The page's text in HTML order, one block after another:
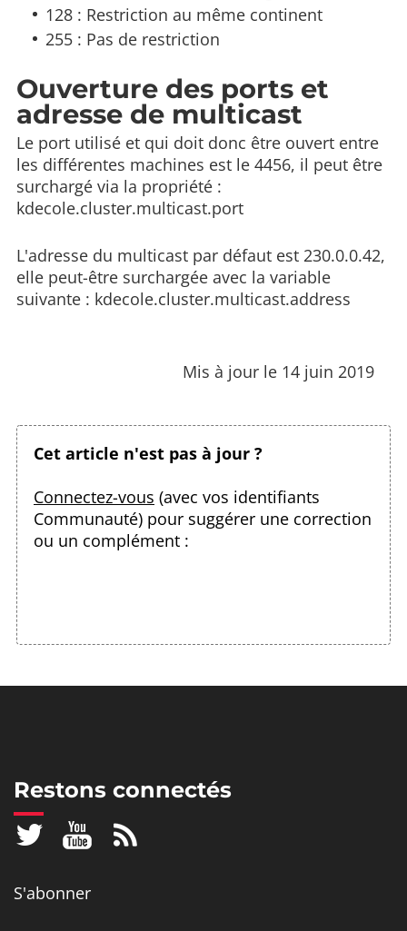
128 : Restriction au même continent
255 : Pas de restriction
Ouverture des ports et
adresse de multicast
Le port utilisé et qui doit donc être ouvert entre
les différentes machines est le 4456, il peut être
surchargé via la propriété :
kdecole.cluster.multicast.port
L'adresse du multicast par défaut est 230.0.0.42,
elle peut-être surchargée avec la variable
suivante : kdecole.cluster.multicast.address
Mis à jour le 14 juin 2019
Cet article n'est pas à jour ?
Connectez-vous (avec vos identifiants
Communauté) pour suggérer une correction
ou un complément :
Restons connectés
S'abonner